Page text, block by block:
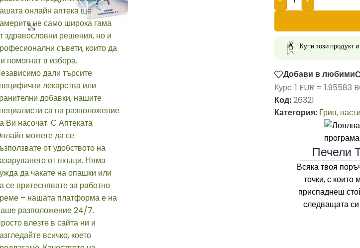
Click to enlarge
Купи този продукт
Добави в любими
Курс: 1 EUR = 1.95583
Код:26321
Категория: Грип,
Печели
Всяка твоя
точки, с
приспаднеш
следващата